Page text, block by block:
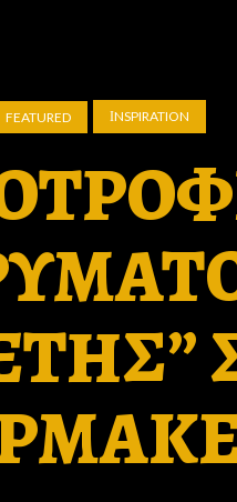
FEATURED ΙNSPIRATION